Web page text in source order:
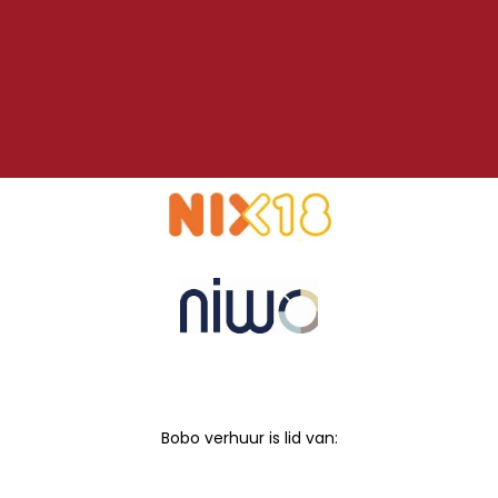
Bobo verhuur is lid van: